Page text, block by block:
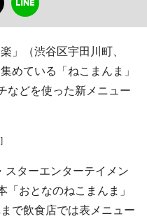
」（渋谷区宇田川町、
めている「ねこまんま」
などを使った新メニュー
ターエンターテイメン
「おとなのねこまんま」
で飲食店では表メニュー